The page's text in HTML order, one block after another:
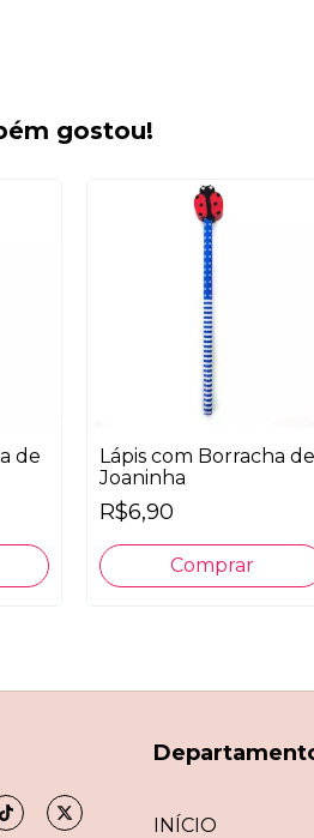
gostou!
de
Lápis com Borracha de
Joaninha
R$6,90
INÍCIO